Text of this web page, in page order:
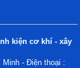
kiện cơ khí - xây
- Điện thoại :